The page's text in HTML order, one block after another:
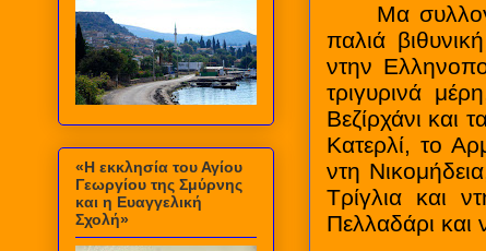
Μα
παλιά
ντην
τριγυρινά
Βεζίρχάνι και
Κατερλί, το
ντη
Τρίγλια και
Πελλαδάρι και
«Η εκκλησία του Αγίου
Γεωργίου της Σμύρνης
και η Ευαγγελική
Σχολή»